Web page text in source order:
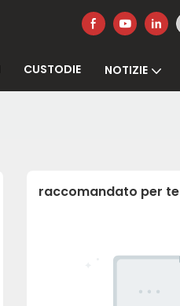
CUSTODIE NOTIZIE
raccomandato per te